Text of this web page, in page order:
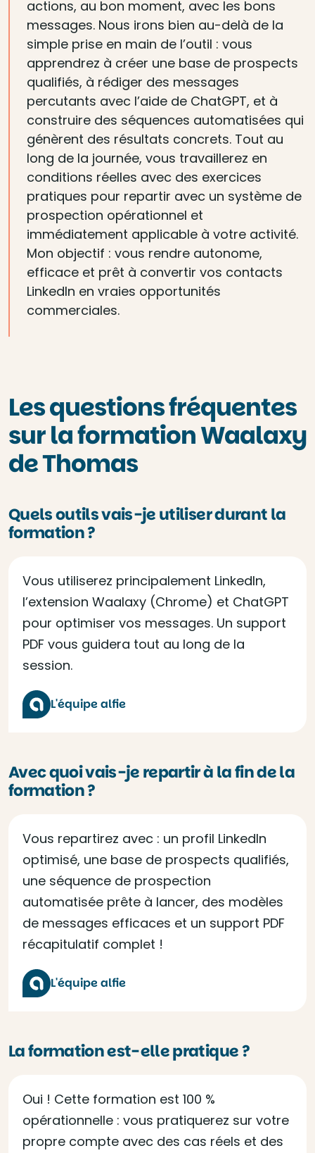
actions, au bon moment, avec les bons
messages. Nous irons bien au-delà de la
simple prise en main de l’outil : vous
apprendrez à créer une base de prospects
qualifiés, à rédiger des messages
percutants avec l’aide de ChatGPT, et à
construire des séquences automatisées qui
génèrent des résultats concrets. Tout au
long de la journée, vous travaillerez en
conditions réelles avec des exercices
pratiques pour repartir avec un système de
prospection opérationnel et
immédiatement applicable à votre activité.
Mon objectif : vous rendre autonome,
efficace et prêt à convertir vos contacts
LinkedIn en vraies opportunités
commerciales.
Les questions fréquentes
sur la formation Waalaxy
de Thomas
Quels outils vais-je utiliser durant la
formation ?
Vous utiliserez principalement LinkedIn,
l’extension Waalaxy (Chrome) et ChatGPT
pour optimiser vos messages. Un support
PDF vous guidera tout au long de la
session.
L'équipe alfie
Avec quoi vais-je repartir à la fin de la
formation ?
Vous repartirez avec : un profil LinkedIn
optimisé, une base de prospects qualifiés,
une séquence de prospection
automatisée prête à lancer, des modèles
de messages efficaces et un support PDF
récapitulatif complet !
L'équipe alfie
La formation est-elle pratique ?
Oui ! Cette formation est 100 %
opérationnelle : vous pratiquerez sur votre
propre compte avec des cas réels et des